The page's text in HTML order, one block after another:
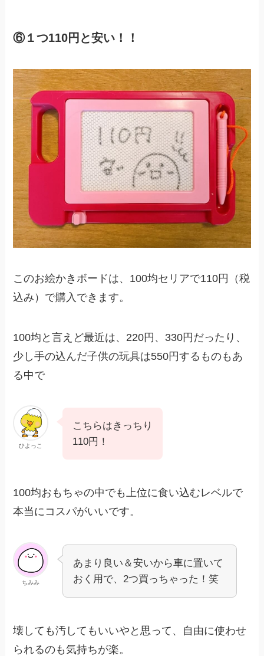
⑥１つ110円と安い！！
このお絵かきボードは、100均セリアで110円（税
込み）で購入できます。
100均と言えど最近は、220円、330円だったり、
少し手の込んだ子供の玩具は550円するものもあ
る中で
ひよっこ
こちらはきっちり
110円！
100均おもちゃの中でも上位に食い込むレベルで
本当にコスパがいいです。
ちみみ
あまり良い＆安いから車に置いて
おく用で、2つ買っちゃった！笑
壊しても汚してもいいやと思って、自由に使わせ
られるのも気持ちが楽。